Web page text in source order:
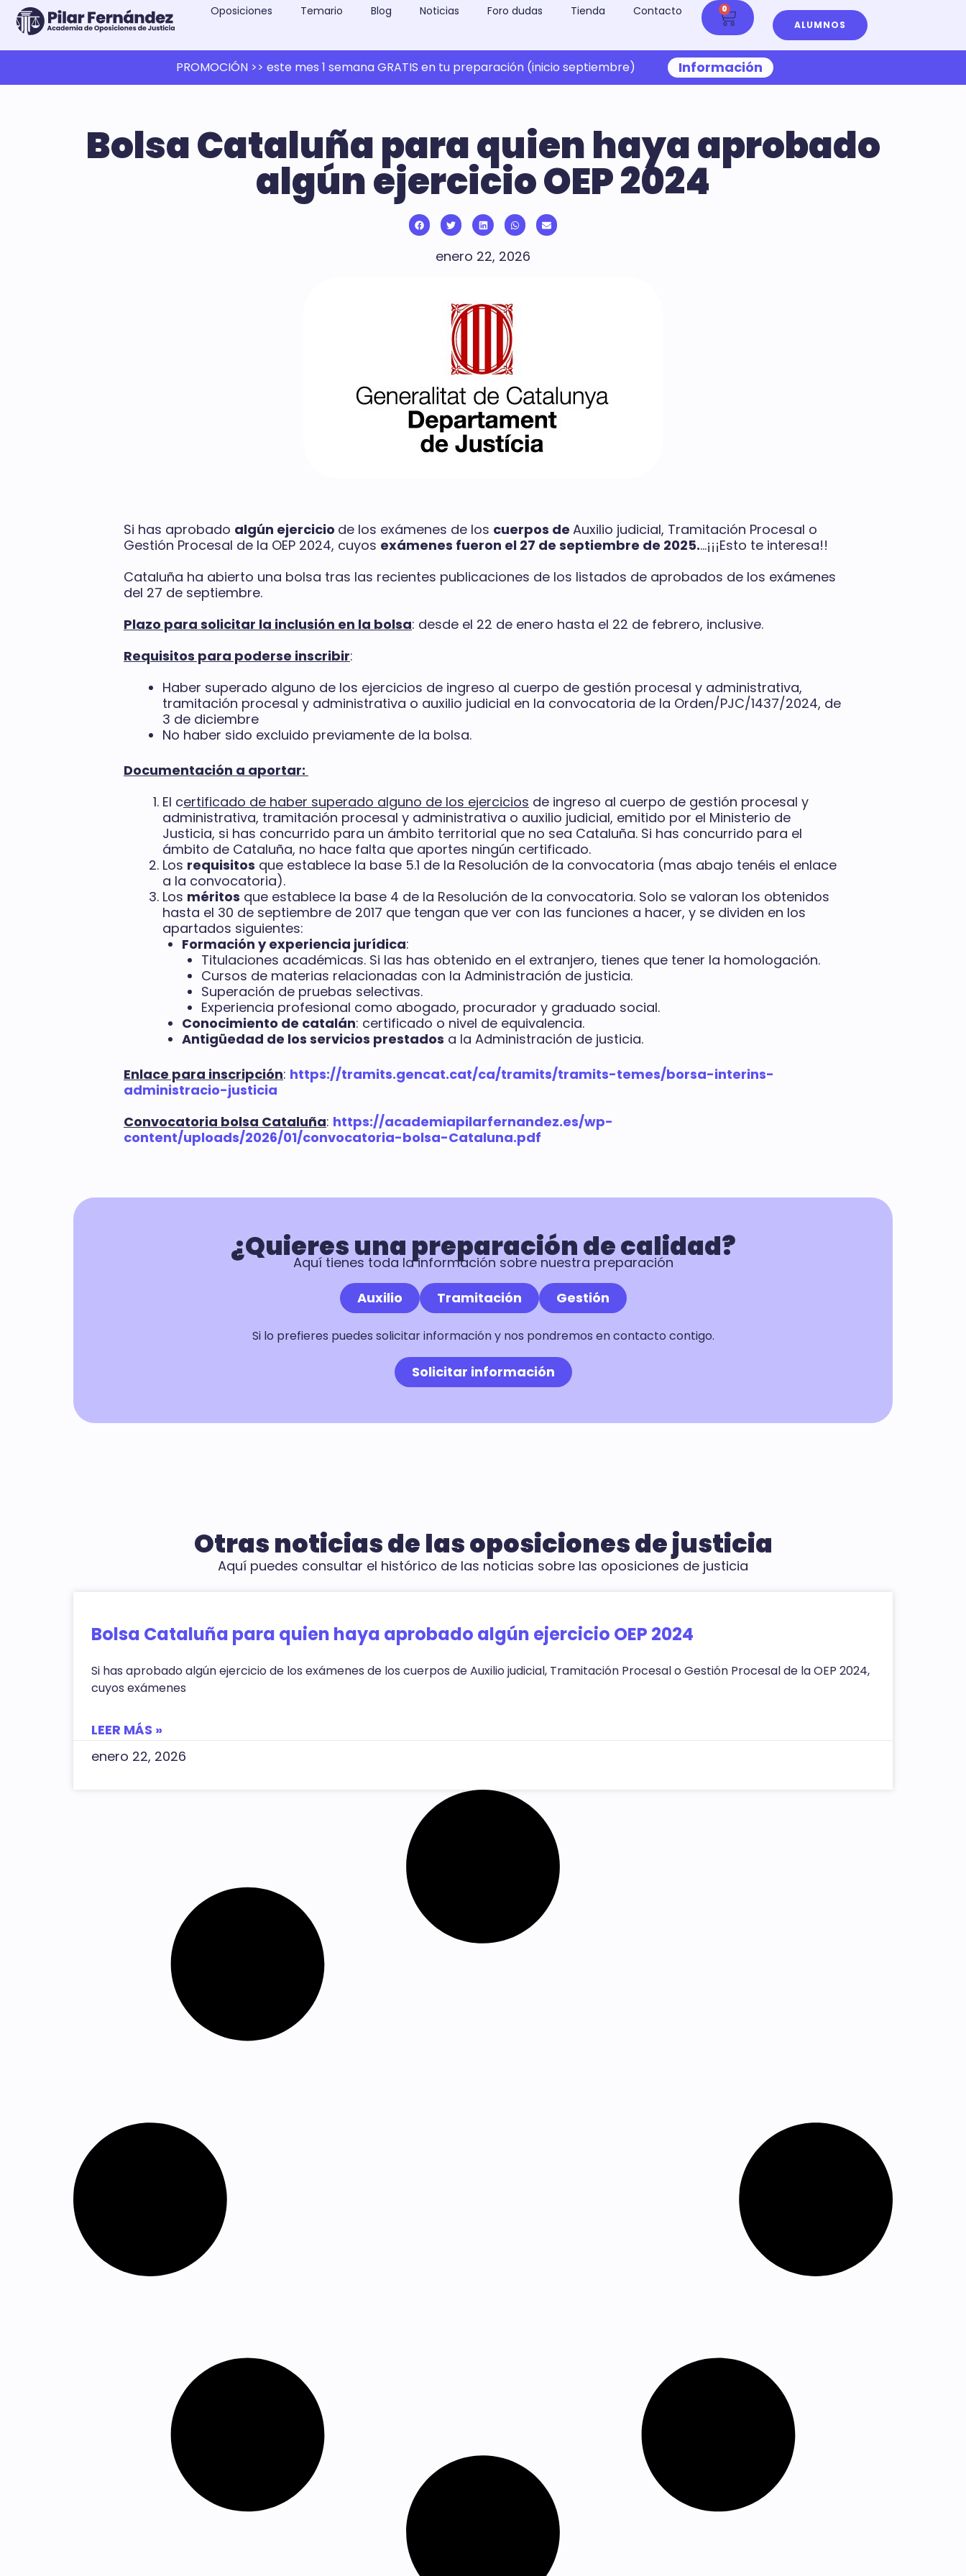
Oposiciones Temario Blog Noticias Foro dudas Tienda Contacto 0
ALUMNOS
PROMOCIÓN >> este mes 1 semana GRATIS en tu preparación (inicio septiembre) Información
Bolsa Cataluña para quien haya aprobado
algún ejercicio OEP 2024
enero 22, 2026
Si has aprobado algún ejercicio de los exámenes de los cuerpos de Auxilio judicial, Tramitación Procesal o
Gestión Procesal de la OEP 2024, cuyos exámenes fueron el 27 de septiembre de 2025.…¡¡¡Esto te interesa!!
Cataluña ha abierto una bolsa tras las recientes publicaciones de los listados de aprobados de los exámenes
del 27 de septiembre.
Plazo para solicitar la inclusión en la bolsa: desde el 22 de enero hasta el 22 de febrero, inclusive.
Requisitos para poderse inscribir:
Haber superado alguno de los ejercicios de ingreso al cuerpo de gestión procesal y administrativa,
tramitación procesal y administrativa o auxilio judicial en la convocatoria de la Orden/PJC/1437/2024, de
3 de diciembre
No haber sido excluido previamente de la bolsa.
Documentación a aportar:
El certificado de haber superado alguno de los ejercicios de ingreso al cuerpo de gestión procesal y
administrativa, tramitación procesal y administrativa o auxilio judicial, emitido por el Ministerio de
Justicia, si has concurrido para un ámbito territorial que no sea Cataluña. Si has concurrido para el
ámbito de Cataluña, no hace falta que aportes ningún certificado.
Los requisitos que establece la base 5.1 de la Resolución de la convocatoria (mas abajo tenéis el enlace
a la convocatoria).
Los méritos que establece la base 4 de la Resolución de la convocatoria. Solo se valoran los obtenidos
hasta el 30 de septiembre de 2017 que tengan que ver con las funciones a hacer, y se dividen en los
apartados siguientes:
Formación y experiencia jurídica:
Titulaciones académicas. Si las has obtenido en el extranjero, tienes que tener la homologación.
Cursos de materias relacionadas con la Administración de justicia.
Superación de pruebas selectivas.
Experiencia profesional como abogado, procurador y graduado social.
Conocimiento de catalán: certificado o nivel de equivalencia.
Antigüedad de los servicios prestados a la Administración de justicia.
Enlace para inscripción: https://tramits.gencat.cat/ca/tramits/tramits-temes/borsa-interins-
administracio-justicia
Convocatoria bolsa Cataluña: https://academiapilarfernandez.es/wp-
content/uploads/2026/01/convocatoria-bolsa-Cataluna.pdf
¿Quieres una preparación de calidad?
Aquí tienes toda la información sobre nuestra preparación
Auxilio
Tramitación Gestión
Si lo prefieres puedes solicitar información y nos pondremos en contacto contigo.
Solicitar información
Otras noticias de las oposiciones de justicia
Aquí puedes consultar el histórico de las noticias sobre las oposiciones de justicia
Bolsa Cataluña para quien haya aprobado algún ejercicio OEP 2024
Si has aprobado algún ejercicio de los exámenes de los cuerpos de Auxilio judicial, Tramitación Procesal o Gestión Procesal de la OEP 2024,
cuyos exámenes
LEER MÁS »
enero 22, 2026